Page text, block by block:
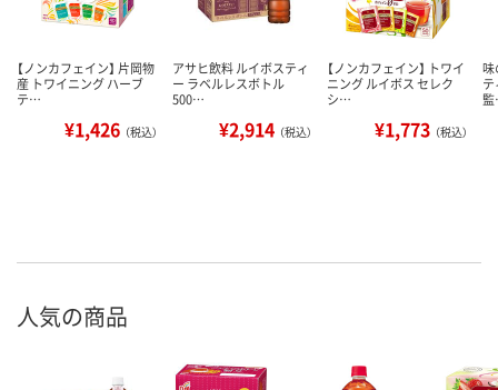
【ノンカフェイン】 片岡物
産 トワイニング ハーブ
テ…
¥1,426 （税込）
アサヒ飲料 ルイボスティ
ー ラベルレスボトル
500…
¥2,914 （税込）
【ノンカフェイン】 トワイ
ニング ルイボス セレク
シ…
¥1,773 （税込）
味
人気の商品